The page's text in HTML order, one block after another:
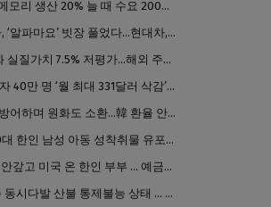
머스크 “메모리 생산 20% 늘 때 수요 200% 증가” … 반도체 매출 1조달러 눈 앞
엔비디아, ‘알파마요’ 빗장 풀었다…현대차, 자율주행 속도내나
IMF “원화 실질가치 7.5% 저평가…해외 주식투자 영향”
SSI 수급자 40만 명 ‘월 최대 331달러 삭감’ 위기…10만 명은 수급자격 상실
美, 엔화 방어하며 원화도 소환…韓 환율 안정 ‘우군’ 되나
[사건] 30대 한인 남성 아동 성착취물 유포 혐의로 체포
’10억 빚’ 안갚고 미국 온 한인 부부 … 예금보험공사, 미국서 소송
워싱턴주 동시다발 산불 통제불능 상태 … 이재민 수십만명